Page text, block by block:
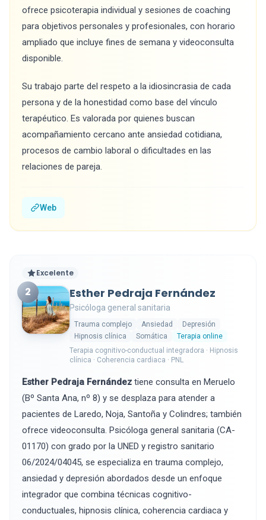
ofrece psicoterapia individual y sesiones de coaching
para objetivos personales y profesionales, con horario
ampliado que incluye fines de semana y videoconsulta
disponible.
Su trabajo parte del respeto a la idiosincrasia de cada
persona y de la honestidad como base del vínculo
terapéutico. Es valorada por quienes buscan
acompañamiento cercano ante ansiedad cotidiana,
procesos de cambio laboral o dificultades en las
relaciones de pareja.
Web
Excelente
2 Esther Pedraja Fernández
Psicóloga general sanitaria
Trauma complejo Ansiedad
Depresión
Hipnosis clínica
Somática
Terapia online
Terapia cognitivo-conductual integradora · Hipnosis
clínica · Coherencia cardiaca · PNL
Esther Pedraja Fernández tiene consulta en Meruelo
(Bº Santa Ana, nº 8) y se desplaza para atender a
pacientes de Laredo, Noja, Santoña y Colindres; también
ofrece videoconsulta. Psicóloga general sanitaria (CA-
01170) con grado por la UNED y registro sanitario
06/2024/04045, se especializa en trauma complejo,
ansiedad y depresión abordados desde un enfoque
integrador que combina técnicas cognitivo-
conductuales, hipnosis clínica, coherencia cardiaca y